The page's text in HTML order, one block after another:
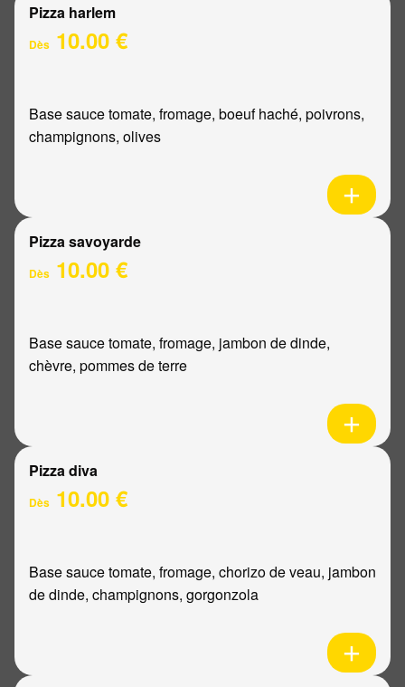
Pizza harlem
Dès 10.00 €
Base sauce tomate, fromage, boeuf haché, poivrons,
champignons, olives
Pizza savoyarde
Dès 10.00 €
Base sauce tomate, fromage, jambon de dinde,
chèvre, pommes de terre
Pizza diva
Dès 10.00 €
Base sauce tomate, fromage, chorizo de veau, jambon
de dinde, champignons, gorgonzola